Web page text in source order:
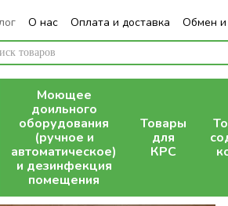
О нас Оплата и доставка Обмен и
Моющее
доильного
оборудования
(ручное и
автоматическое)
и дезинфекция
помещения
Товары
для
КРС